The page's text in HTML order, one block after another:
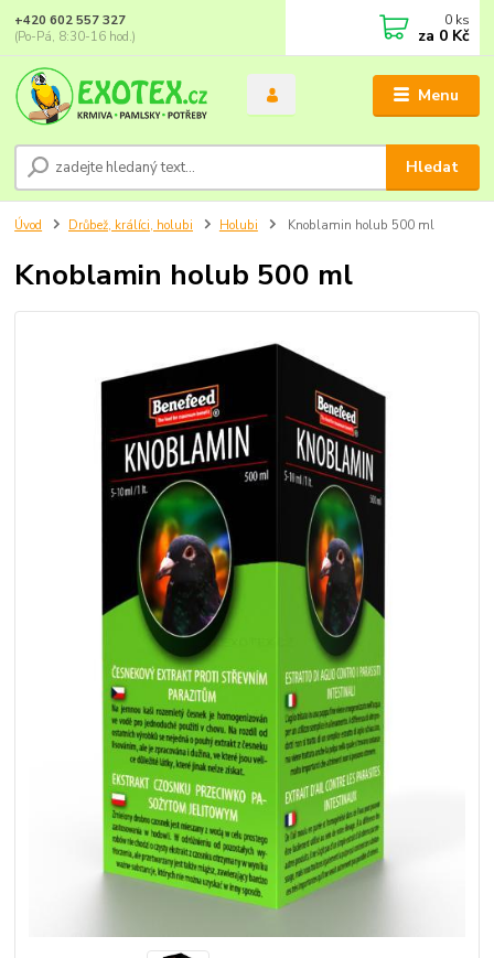
Menu
Hledat
+420 602 557 327
(Po-Pá, 8:30-16 hod.)
0 ks
za 0 Kč
Úvod Drůbež, králíci, holubi Holubi Knoblamin holub 500 ml
Knoblamin holub 500 ml